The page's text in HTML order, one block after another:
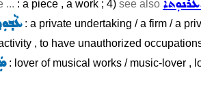
... : a piece , a work ; 4) see also
: a private undertaking / a firm / a
, to have unauthorized
: lover of musical works / music-lover ,